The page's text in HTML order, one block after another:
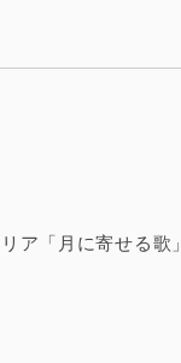
ア「月に寄せる歌」